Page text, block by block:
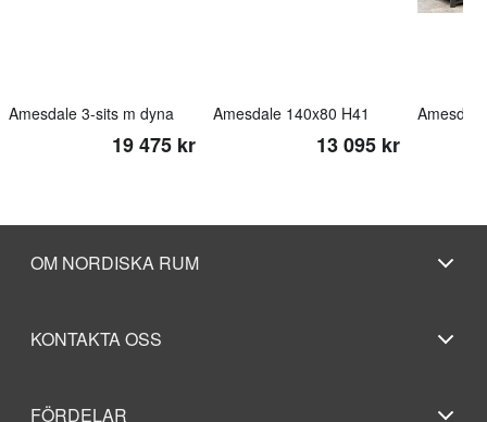
Amesdale 3-sits m dyna
19 475 kr
Amesdale 140x80 H41
13 095 kr
OM NORDISKA RUM
KONTAKTA OSS
FÖRDELAR